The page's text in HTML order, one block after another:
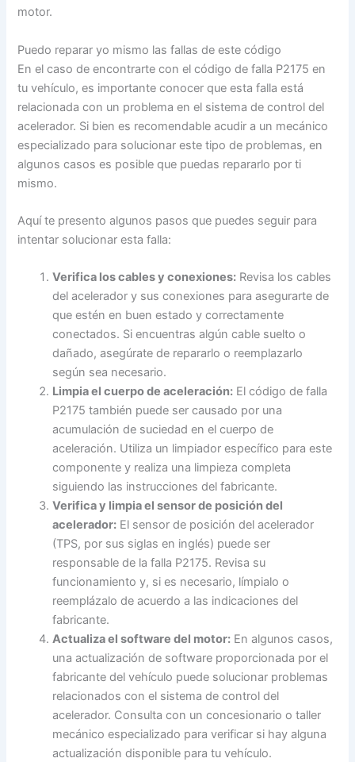
motor.
Puedo reparar yo mismo las fallas de este código
En el caso de encontrarte con el código de falla P2175 en
tu vehículo, es importante conocer que esta falla está
relacionada con un problema en el sistema de control del
acelerador. Si bien es recomendable acudir a un mecánico
especializado para solucionar este tipo de problemas, en
algunos casos es posible que puedas repararlo por ti
mismo.
Aquí te presento algunos pasos que puedes seguir para
intentar solucionar esta falla:
Verifica los cables y conexiones: Revisa los cables
del acelerador y sus conexiones para asegurarte de
que estén en buen estado y correctamente
conectados. Si encuentras algún cable suelto o
dañado, asegúrate de repararlo o reemplazarlo
según sea necesario.
Limpia el cuerpo de aceleración: El código de falla
P2175 también puede ser causado por una
acumulación de suciedad en el cuerpo de
aceleración. Utiliza un limpiador específico para este
componente y realiza una limpieza completa
siguiendo las instrucciones del fabricante.
Verifica y limpia el sensor de posición del
acelerador: El sensor de posición del acelerador
(TPS, por sus siglas en inglés) puede ser
responsable de la falla P2175. Revisa su
funcionamiento y, si es necesario, límpialo o
reemplázalo de acuerdo a las indicaciones del
fabricante.
Actualiza el software del motor: En algunos casos,
una actualización de software proporcionada por el
fabricante del vehículo puede solucionar problemas
relacionados con el sistema de control del
acelerador. Consulta con un concesionario o taller
mecánico especializado para verificar si hay alguna
actualización disponible para tu vehículo.